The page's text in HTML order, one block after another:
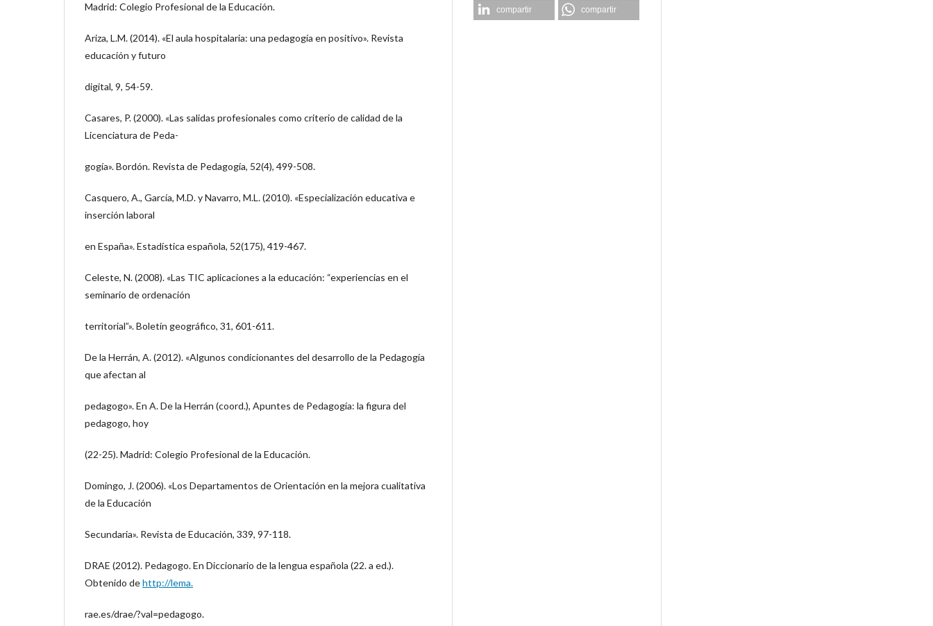
Madrid: Colegio Profesional de la Educación.
Ariza, L.M. (2014). «El aula hospitalaria: una pedagogía en positivo». Revista
educación y futuro
digital, 9, 54-59.
Casares, P. (2000). «Las salidas profesionales como criterio de calidad de la
Licenciatura de Peda-
gogía». Bordón. Revista de Pedagogía, 52(4), 499-508.
Casquero, A., García, M.D. y Navarro, M.L. (2010). «Especialización educativa e
inserción laboral
en España». Estadística española, 52(175), 419-467.
Celeste, N. (2008). «Las TIC aplicaciones a la educación: “experiencias en el
seminario de ordenación
territorial”». Boletín geográfico, 31, 601-611.
De la Herrán, A. (2012). «Algunos condicionantes del desarrollo de la Pedagogía
que afectan al
pedagogo». En A. De la Herrán (coord.), Apuntes de Pedagogía: la figura del
pedagogo, hoy
(22-25). Madrid: Colegio Profesional de la Educación.
Domingo, J. (2006). «Los Departamentos de Orientación en la mejora cualitativa
de la Educación
Secundaria». Revista de Educación, 339, 97-118.
DRAE (2012). Pedagogo. En Diccionario de la lengua española (22. a ed.).
Obtenido dehttp://lema.
rae.es/drae/?val=pedagogo.
compartir compartir